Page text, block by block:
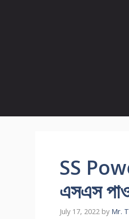
SS
এসএস
July 17, 2022 by Mr.